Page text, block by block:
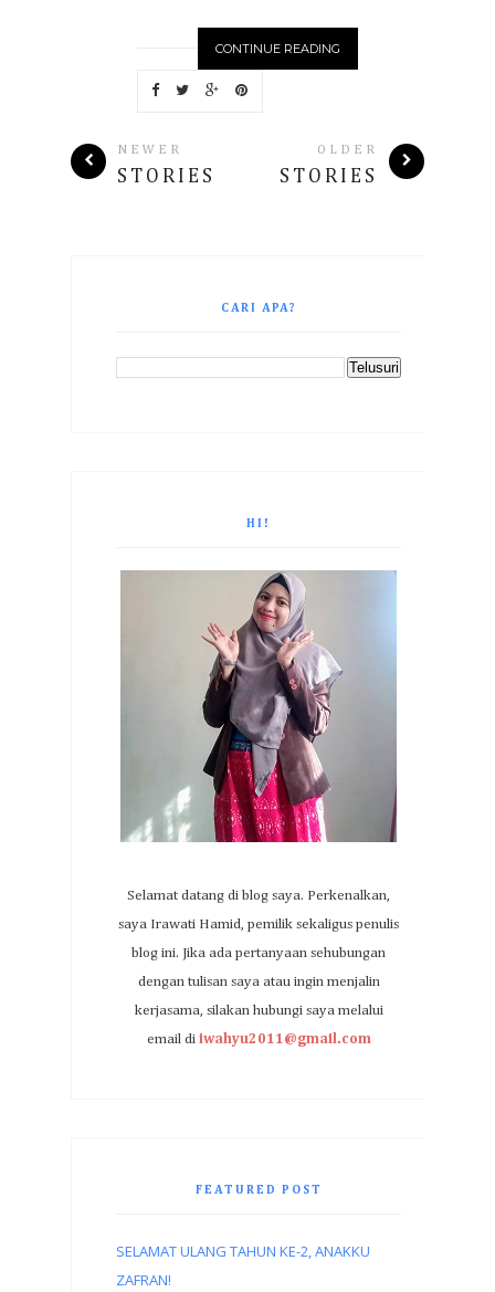
CONTINUE READING
NEWER
STORIES
OLDER
STORIES
CARI APA?
HI!
Selamat datang di blog saya. Perkenalkan,
saya Irawati Hamid, pemilik sekaligus penulis
blog ini. Jika ada pertanyaan sehubungan
dengan tulisan saya atau ingin menjalin
kerjasama, silakan hubungi saya melalui
email di iwahyu2011@gmail.com
FEATURED POST
SELAMAT ULANG TAHUN KE-2, ANAKKU
ZAFRAN!